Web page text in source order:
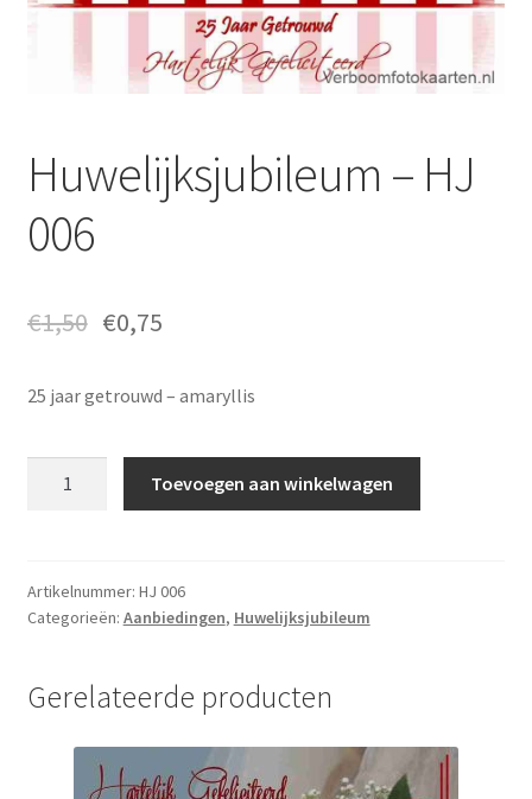
Huwelijksjubileum – HJ
006
€1,50 €0,75
25 jaar getrouwd – amaryllis
aantal
Toevoegen aan winkelwagen
Artikelnummer: HJ 006
Categorieën: Aanbiedingen, Huwelijksjubileum
Gerelateerde producten